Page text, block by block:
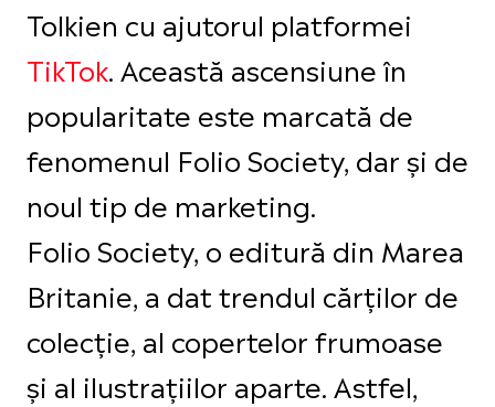
Tolkien cu ajutorul platformei
TikTok. Această ascensiune în
popularitate este marcată de
fenomenul Folio Society, dar și de
noul tip de marketing.
Folio Society, o editură din Marea
Britanie, a dat trendul cărților de
colecție, al copertelor frumoase
și al ilustrațiilor aparte. Astfel,